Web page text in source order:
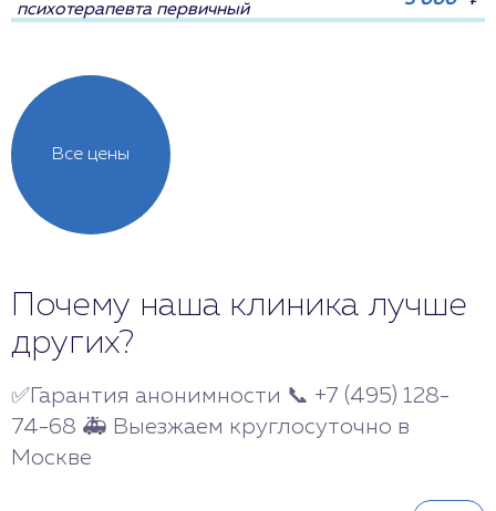
Все цены
психотерапевта первичный
Почему наша клиника лучше
других?
✅Гарантия анонимности 📞 +7 (495) 128-
74-68 🚑 Выезжаем круглосуточно в
Москве